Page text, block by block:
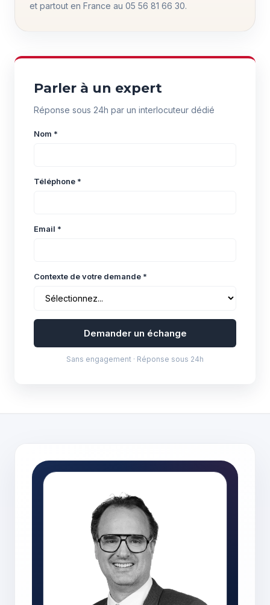
et partout en France au 05 56 81 66 30.
Parler à un expert
Réponse sous 24h par un interlocuteur dédié
Nom *
Téléphone *
Email *
Contexte de votre demande *
Demander un échange
Sans engagement · Réponse sous 24h